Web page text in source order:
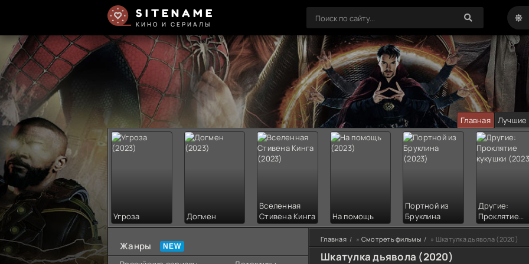
SITENAME
КИНО И СЕРИАЛЫ
Главная Лучшие
Угроза Догмен
Вселенная
Стивена Кинга
На помощь
Портной из
Бруклина
Другие:
Проклятие
кукушки
Жанры
Главная » Смотреть фильмы » Шкатулка дьявола (2020)
Шкатулка дьявола (2020)